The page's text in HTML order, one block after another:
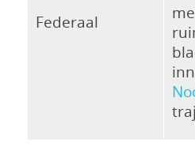
Federaal